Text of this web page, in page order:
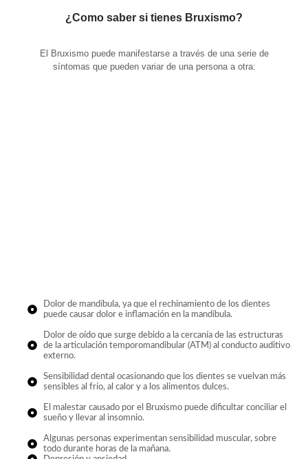
¿Como saber si tienes Bruxismo?
El Bruxismo puede manifestarse a través de una serie de
síntomas que pueden variar de una persona a otra:
Dolor de mandíbula, ya que el rechinamiento de los dientes
puede causar dolor e inflamación en la mandíbula.
Dolor de oído que surge debido a la cercanía de las estructuras
de la articulación temporomandibular (ATM) al conducto auditivo
externo.
Sensibilidad dental ocasionando que los dientes se vuelvan más
sensibles al frío, al calor y a los alimentos dulces.
El malestar causado por el Bruxismo puede dificultar conciliar el
sueño y llevar al insomnio.
Algunas personas experimentan sensibilidad muscular, sobre
todo durante horas de la mañana.